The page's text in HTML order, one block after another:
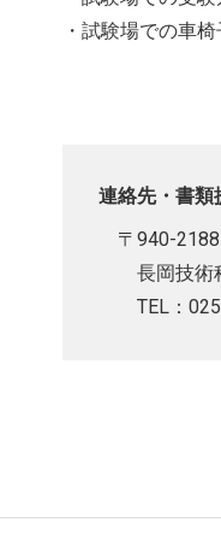
・試験場での車
連絡先・書類
〒940-
長岡技術科
TEL：